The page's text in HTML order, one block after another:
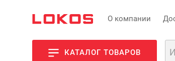
О компании
КАТАЛОГ ТОВАРОВ